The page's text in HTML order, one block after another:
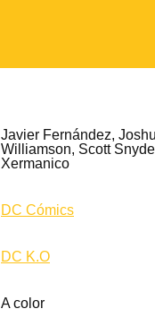
Javier Fernández,
Williamson, Scott
Xermanico
DC Cómics
DC K.O
A color